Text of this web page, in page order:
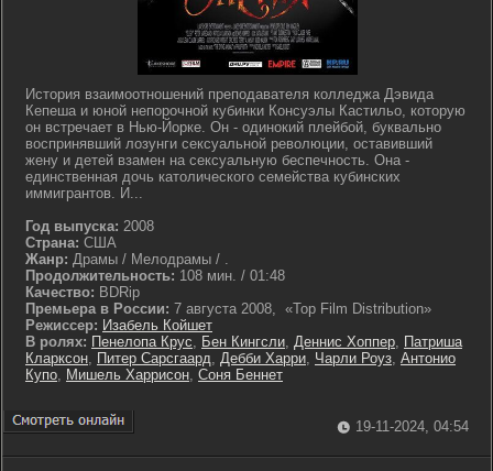
История взаимоотношений преподавателя колледжа Дэвида
Кепеша и юной непорочной кубинки Консуэлы Кастильо, которую
он встречает в Нью-Йорке. Он - одинокий плейбой, буквально
воспринявший лозунги сексуальной революции, оставивший
жену и детей взамен на сексуальную беспечность. Она -
единственная дочь католического семейства кубинских
иммигрантов. И...
Год выпуска: 2008
Страна: США
Жанр: Драмы / Мелодрамы / .
Продолжительность: 108 мин. / 01:48
Качество: BDRip
Премьера в России: 7 августа 2008, «Top Film Distribution»
Режиссер: Изабель Койшет
В ролях: Пенелопа Крус, Бен Кингсли, Деннис Хоппер, Патриша
Кларксон, Питер Сарсгаард, Дебби Харри, Чарли Роуз, Антонио
Купо, Мишель Харрисон, Соня Беннет
19-11-2024, 04:54